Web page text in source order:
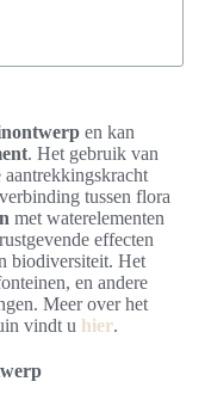
en kan
. Het gebruik van
tussen flora
met waterelementen
effecten
biodiversiteit. Het
en andere
Meer over het
vindt u hier.